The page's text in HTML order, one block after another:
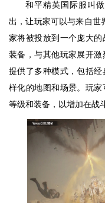
和平精英国际服叫
出，让玩家可以与来自世
家将被投放到一个庞大
装备，与其他玩家展开
提供了多种模式，包括
样化的地图和场景。玩
等级和装备，以增加在战